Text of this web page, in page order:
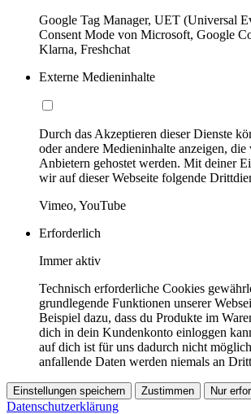
Google Tag Manager, UET (Universal
Consent Mode von Microsoft, Google
Klarna, Freshchat
Externe Medieninhalte
Durch das Akzeptieren dieser Dienste
oder andere Medieninhalte anzeigen, die
Anbietern gehostet werden. Mit deiner
wir auf dieser Webseite folgende
Vimeo, YouTube
Erforderlich
Immer aktiv
Technisch erforderliche Cookies
grundlegende Funktionen unserer
Beispiel dazu, dass du Produkte im
dich in dein Kundenkonto einloggen
auf dich ist für uns dadurch nicht
anfallende Daten werden niemals an
Einstellungen speichern Zustimmen Nur
Datenschutzerklärung